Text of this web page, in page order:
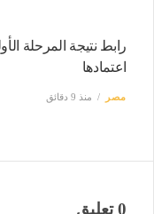
اعتمادها
مصر منذ 9 دقائق
0 تعليق